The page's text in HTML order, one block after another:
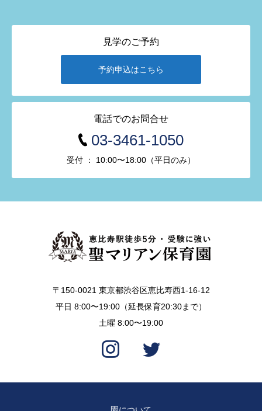
見学のご予約
予約申込はこちら
電話でのお問合せ
03-3461-1050
受付 ： 10:00〜18:00（平日のみ）
〒150-0021 東京都渋谷区恵比寿西1-16-12
平日 8:00〜19:00（延長保育20:30まで）
土曜 8:00〜19:00